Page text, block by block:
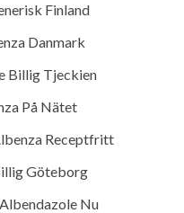
Finland
Danmark
Billig Tjeckien
På Nätet
Receptfritt
Göteborg
Nu